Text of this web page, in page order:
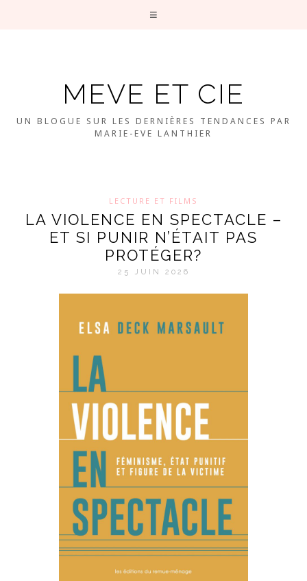
MEVE ET CIE
UN BLOGUE SUR LES DERNIÈRES TENDANCES PAR
MARIE-EVE LANTHIER
LECTURE ET FILMS
LA VIOLENCE EN SPECTACLE –
ET SI PUNIR N’ÉTAIT PAS
PROTÉGER?
25 JUIN 2026